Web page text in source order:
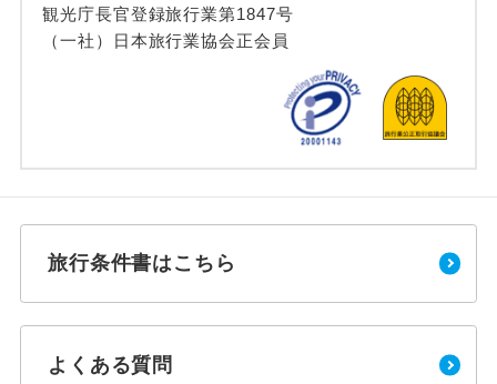
観光庁長官登録旅行業第1847号
（一社）日本旅行業協会正会員
旅行条件書はこちら
よくある質問